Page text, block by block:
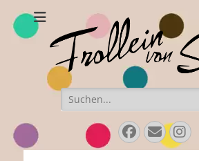
Handgefertigte Hüte und Accessoires
Suchen
nach:
Facebook
Email